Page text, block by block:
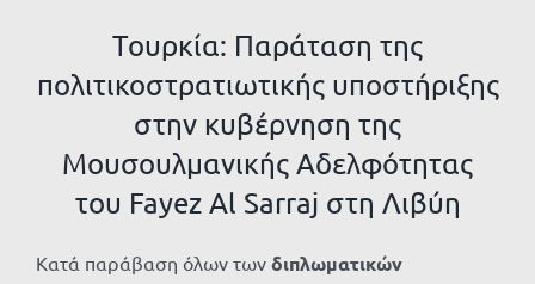
Τουρκία: Παράταση της
πολιτικοστρατιωτικής υποστήριξης
στην κυβέρνηση της
Μουσουλμανικής Αδελφότητας
του Fayez Al Sarraj στη Λιβύη
Κατά παράβαση όλων των διπλωματικών